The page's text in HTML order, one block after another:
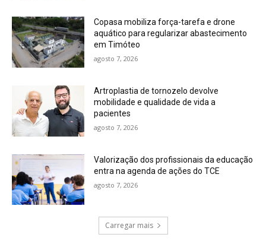
Copasa mobiliza força-tarefa e drone
aquático para regularizar abastecimento
em Timóteo
agosto 7, 2026
Artroplastia de tornozelo devolve
mobilidade e qualidade de vida a
pacientes
agosto 7, 2026
Valorização dos profissionais da educação
entra na agenda de ações do TCE
agosto 7, 2026
Carregar mais